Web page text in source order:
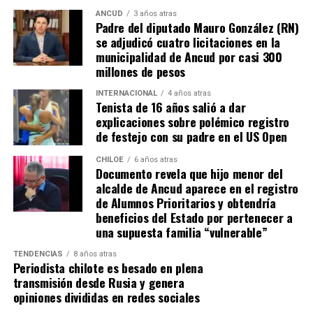
práctica, los alcaldes coinciden en que el actual
escenario genera incertidumbre y podría traducirse en
la paralización de iniciativas prioritarias para el
desarrollo local.
“Seguimos trabajando con esperanza, pero sin
certezas”, concluyó el alcalde de Quemchi, reflejando el
sentimiento generalizado entre los ediles de Chiloé ante
la disminución de recursos provenientes de la Subdere.
ANCUD 3 años atras
Padre del diputado Mauro González (RN)
se adjudicó cuatro licitaciones en la
municipalidad de Ancud por casi 300
millones de pesos
INTERNACIONAL 4 años atras
Tenista de 16 años salió a dar
explicaciones sobre polémico registro
de festejo con su padre en el US Open
CHILOE 6 años atras
Documento revela que hijo menor del
alcalde de Ancud aparece en el registro
de Alumnos Prioritarios y obtendría
beneficios del Estado por pertenecer a
una supuesta familia “vulnerable”
TENDENCIAS 8 años atras
Periodista chilote es besado en plena
transmisión desde Rusia y genera
opiniones divididas en redes sociales